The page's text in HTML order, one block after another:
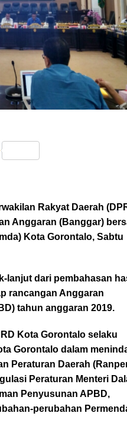
Share
Rakyat Daerah
Anggaran (Banggar)
Kota Gorontalo, Sabtu
lanjut dari pembahasan
rancangan Anggaran
tahun anggaran 2019.
Kota Gorontalo selaku
Gorontalo dalam
Peraturan Daerah
Peraturan Menteri
Penyusunan APBD,
perubahan